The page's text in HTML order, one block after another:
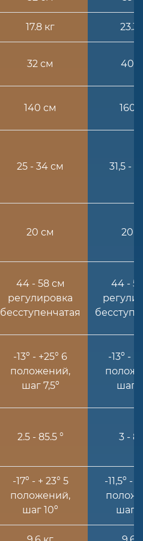
17.8 кг 23.3
32 см 40
140 см 160
25 - 34 см 31,5 -
20 см 20
44 - 58 см
регулировка
бесступенчатая
44 -
-13º - +25° 6
положений,
шаг 7,5º
-13º -
шаг
2.5 - 85.5 ° 3 -
-17º - + 23° 5
положений,
шаг 10º
-11,5º -
шаг